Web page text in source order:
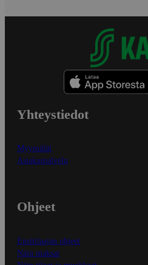
Yhteystiedot
Myymälät
Asiakaspalvelu
Ohjeet
Ensitilaajan ohjeet
Näin maksat